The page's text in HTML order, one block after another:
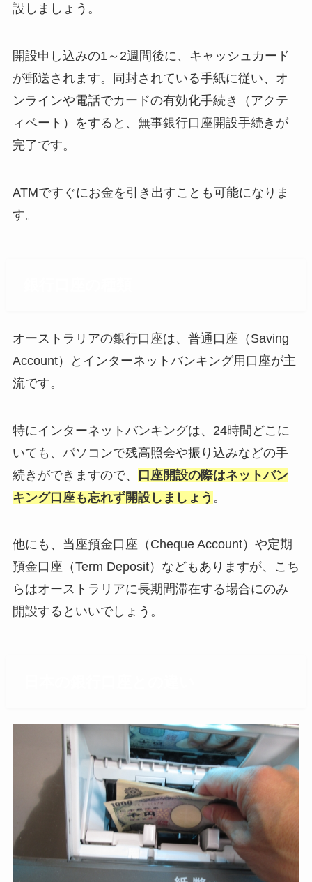
設しましょう。
開設申し込みの1～2週間後に、キャッシュカード
が郵送されます。同封されている手紙に従い、オ
ンラインや電話でカードの有効化手続き（アクテ
ィベート）をすると、無事銀行口座開設手続きが
完了です。
ATMですぐにお金を引き出すことも可能になりま
す。
オーストラリアの銀行口座は、普通口座（Saving
Account）とインターネットバンキング用口座が主
流です。
特にインターネットバンキングは、24時間どこに
いても、パソコンで残高照会や振り込みなどの手
続きができますので、
口座開設の際はネットバン
キング口座も忘れず開設しましょう 。
他にも、当座預金口座（Cheque Account）や定期
預金口座（Term Deposit）などもありますが、こち
らはオーストラリアに長期間滞在する場合にのみ
開設するといいでしょう。